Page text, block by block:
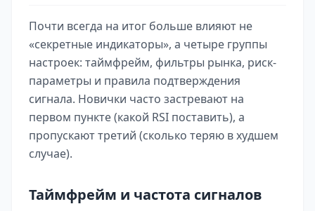
Почти всегда на итог больше влияют не
«секретные индикаторы», а четыре группы
настроек: таймфрейм, фильтры рынка, риск-
параметры и правила подтверждения
сигнала. Новички часто застревают на
первом пункте (какой RSI поставить), а
пропускают третий (сколько теряю в худшем
случае).
Таймфрейм и частота сигналов